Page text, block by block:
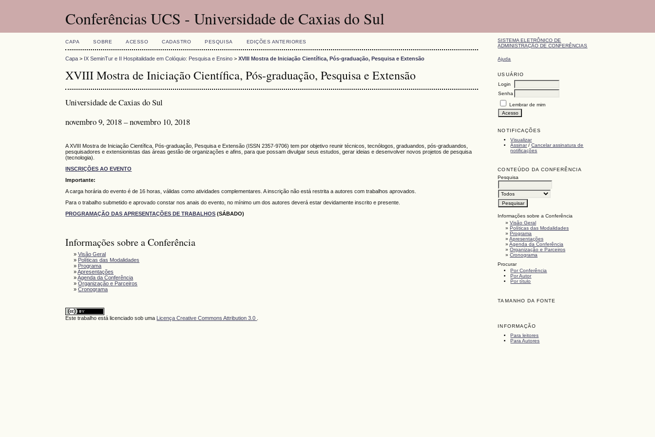
Conferências UCS - Universidade de Caxias do Sul
SISTEMA ELETRÔNICO DE
ADMINISTRAÇÃO DE CONFERÊNCIAS
Ajuda
USUÁRIO
Login
Senha
Lembrar de mim
NOTIFICAÇÕES
Visualizar
Assinar/Cancelar assinatura de
notificações
CONTEÚDO DA CONFERÊNCIA
Pesquisa
Informações sobre a Conferência
»Visão Geral
»Políticas das Modalidades
»Programa
»Apresentações
»Agenda da Conferência
»Organização e Parceiros
»Cronograma
Procurar
Por Conferência
Por Autor
Por título
TAMANHO DA FONTE
INFORMAÇÃO
Para leitores
Para Autores
CAPA SOBRE ACESSO CADASTRO PESQUISA EDIÇÕES ANTERIORES
Capa > IX SeminTur e II Hospitalidade em Colóquio: Pesquisa e Ensino >XVIII Mostra de Iniciação Científica, Pós-graduação, Pesquisa e Extensão
XVIII Mostra de Iniciação Científica, Pós-graduação, Pesquisa e Extensão
Universidade de Caxias do Sul
novembro 9, 2018 – novembro 10, 2018
A XVIII Mostra de Iniciação Científica, Pós-graduação, Pesquisa e Extensão (ISSN 2357-9706) tem por objetivo reunir técnicos, tecnólogos, graduandos, pós-graduandos,
pesquisadores e extensionistas das áreas gestão de organizações e afins, para que possam divulgar seus estudos, gerar ideias e desenvolver novos projetos de pesquisa
(tecnologia).
INSCRIÇÕES AO EVENTO
Importante:
A carga horária do evento é de 16 horas, válidas como atividades complementares. A inscrição não está restrita a autores com trabalhos aprovados.
Para o trabalho submetido e aprovado constar nos anais do evento, no mínimo um dos autores deverá estar devidamente inscrito e presente.
PROGRAMAÇÃO DAS APRESENTAÇÕES DE TRABALHOS (SÁBADO)
Informações sobre a Conferência
»Visão Geral
» Políticas das Modalidades
» Programa
»Apresentações
»Agenda da Conferência
»Organização e Parceiros
»Cronograma
Este trabalho está licenciado sob uma Licença Creative Commons Attribution 3.0